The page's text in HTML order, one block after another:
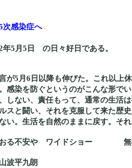
感染症へ
年5月5日 の日々好日である。
が5月6日以降も伸びた。これ以上
感染を防ぐというのがこんな形で
しない、責任もって、通常の生活
スと闘い、それを克服して来た歴
い。生活を自然のままに戻す。それ
る不安や ワイドショー 無
波平九朗